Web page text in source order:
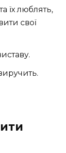
їх люблять,
свої